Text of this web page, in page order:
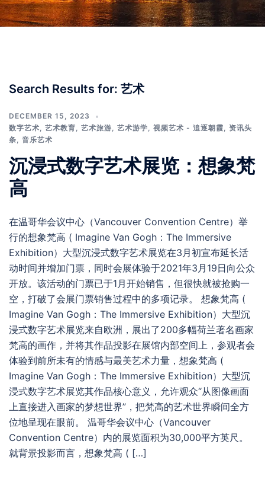
Search Results for: 艺术
DECEMBER 15, 2023
数字艺术, 艺术教育, 艺术旅游, 艺术游学, 视频艺术 - 追逐朝霞, 资讯头
条, 音乐艺术
沉浸式数字艺术展览：想象梵
高
在温哥华会议中心（Vancouver Convention Centre）举
行的想象梵高 ( Imagine Van Gogh：The Immersive
Exhibition）大型沉浸式数字艺术展览在3月初宣布延长活
动时间并增加门票，同时会展体验于2021年3月19日向公众
开放。该活动的门票已于1月开始销售，但很快就被抢购一
空，打破了会展门票销售过程中的多项记录。 想象梵高 (
Imagine Van Gogh：The Immersive Exhibition）大型沉
浸式数字艺术展览来自欧洲，展出了200多幅荷兰著名画家
梵高的画作，并将其作品投影在展馆内部空间上，参观者会
体验到前所未有的情感与最美艺术力量，想象梵高 (
Imagine Van Gogh：The Immersive Exhibition）大型沉
浸式数字艺术展览其作品核心意义，允许观众“从图像画面
上直接进入画家的梦想世界”，把梵高的艺术世界瞬间全方
位地呈现在眼前。 温哥华会议中心（Vancouver
Convention Centre）内的展览面积为30,000平方英尺。
就背景投影而言，想象梵高 ( […]